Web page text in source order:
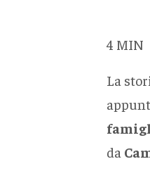
4 MIN
La
da